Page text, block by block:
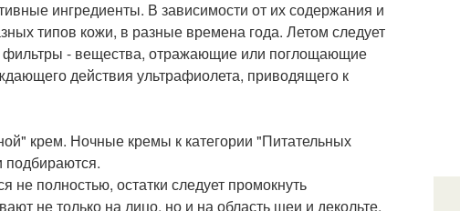
ингредиенты. В зависимости от их содержания и
типов кожи, в разные времена года. Летом следует
- вещества, отражающие или поглощающие
действия ультрафиолета, приводящего к
крем. Ночные кремы к категории "Питательных
подбираются.
не полностью, остатки следует промокнуть
не только на лицо, но и на область шеи и декольте.